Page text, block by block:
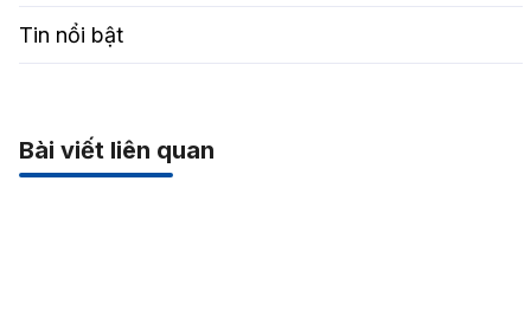
Tin nổi bật
Bài viết liên quan